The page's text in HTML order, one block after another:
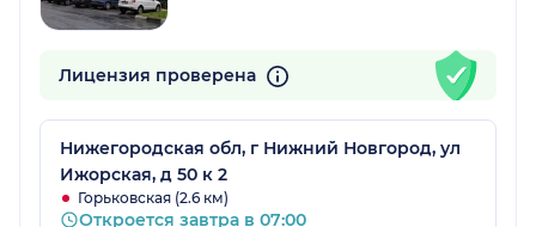
Лицензия проверена
Нижегородская обл, г Нижний Новгород, ул
Ижорская, д 50 к 2
Горьковская (2.6 км)
Откроется завтра в 07:00